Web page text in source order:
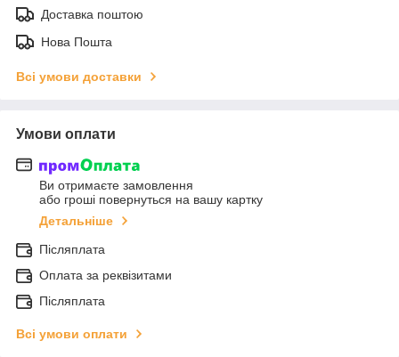
Доставка поштою
Нова Пошта
Всі умови доставки
Умови оплати
Ви отримаєте замовлення
або гроші повернуться на вашу картку
Детальніше
Післяплата
Оплата за реквізитами
Післяплата
Всі умови оплати